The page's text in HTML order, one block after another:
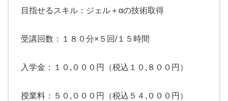
目指せるスキル：ジェル＋αの技術取得
受講回数：１８０分×５回/１５時間
入学金：１０,０００円（税込１０,８００円）
授業料：５０,０００円（税込５４,０００円）